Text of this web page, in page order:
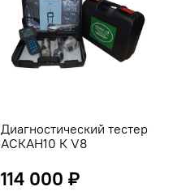
Диагностический тестер
АСКАН10 К V8
114 000 ₽